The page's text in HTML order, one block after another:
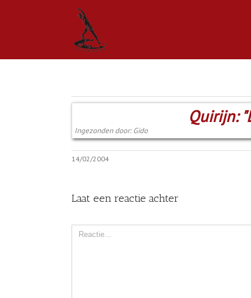
Quirijn:
Ingezonden door: Gido
14/02/2004
Laat een reactie achter
Comment